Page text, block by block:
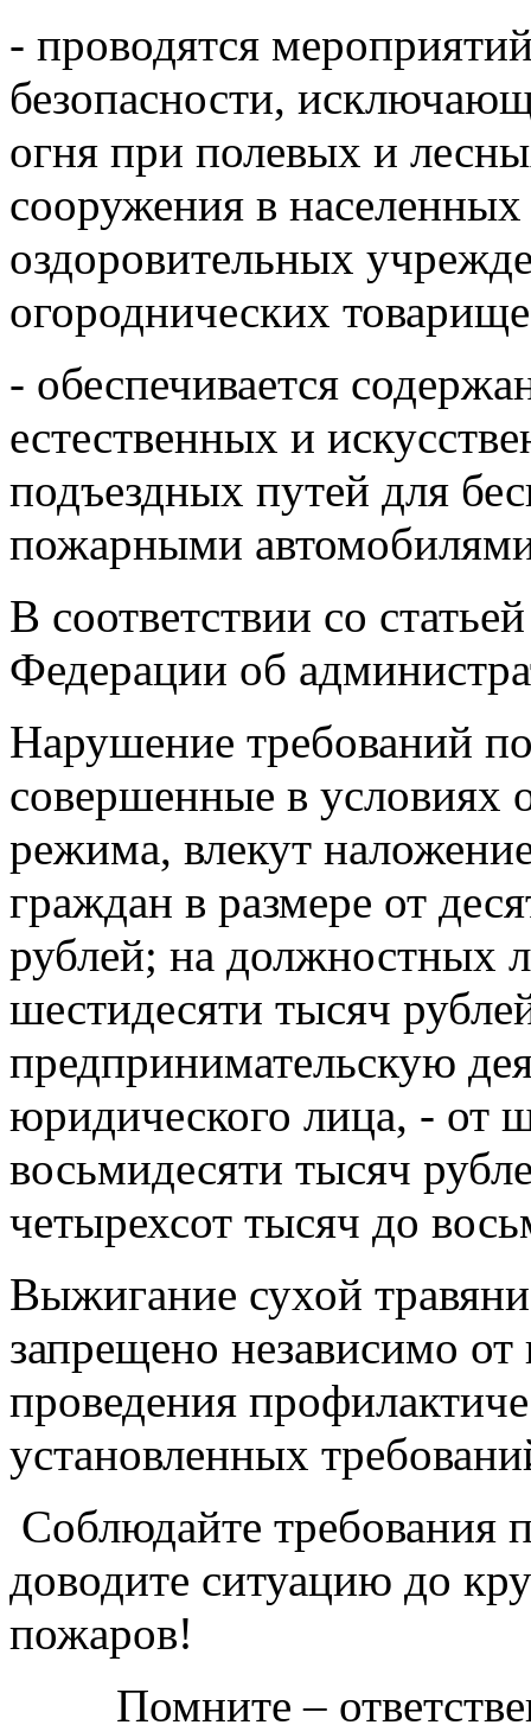
- проводятся
безопасности,
огня при полевых и
сооружения в
оздоровительных
огороднических
- обеспечивается
естественных и
подъездных путей для
пожарными
В соответствии со
Федерации об
Нарушение требований
совершенные в условиях
режима, влекут
граждан в размере от
рублей; на должностных
шестидесяти тысяч
предпринимательскую
юридического лица, - от
восьмидесяти тысяч
четырехсот тысяч до
Выжигание сухой
запрещено независимо
проведения
установленных
Соблюдайте требования
доводите ситуацию до
пожаров!
Помните –